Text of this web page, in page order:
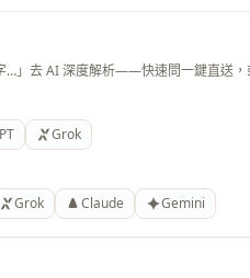
…」去 AI 深度解析——快速問一鍵直送，
Grok
Grok Claude Gemini